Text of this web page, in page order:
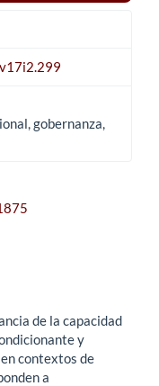
gobernanza,
de la capacidad
y
contextos de
a